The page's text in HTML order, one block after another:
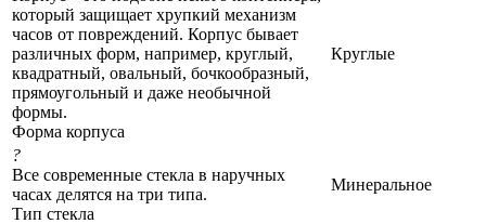
который защищает хрупкий механизм
часов от повреждений. Корпус бывает
различных форм, например, круглый,
квадратный, овальный, бочкообразный,
прямоугольный и даже необычной
формы.
Форма корпуса
Круглые
?
Все современные стекла в наручных
часах делятся на три типа.
Тип стекла
Минеральное